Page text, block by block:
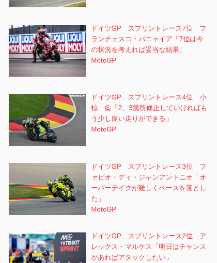
ドイツGP スプリントレース7位 フ
ランチェスコ・バニャイア「7位は今
の状況を考えれば妥当な結果」
MotoGP
ドイツGP スプリントレース4位 小
椋 藍「2、3箇所修正していければも
う少し良い走りができる」
MotoGP
ドイツGP スプリントレース3位 フ
ァビオ・ディ・ジャンアントニオ「オ
ーバーテイクが難しくペースを落とし
た」
MotoGP
ドイツGP スプリントレース2位 ア
レックス・マルケス「明日はチャンス
があればアタックしたい」